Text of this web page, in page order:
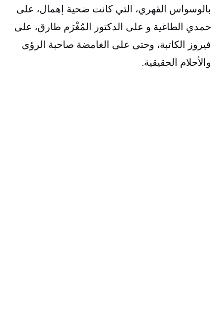
بالوسواس القهري، التي كانت ضحية إهمال، على
حمدي الطاغية و على الدكتور المُغْرَم طارق، على
فيروز الكاتبة، وحتى على الغامضة صاحبة الرؤى
والأحلام الحقيقية.